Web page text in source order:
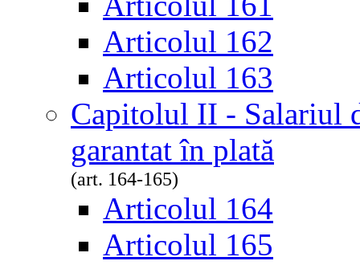
Articolul 162
Articolul 163
Capitolul II - Salariul
garantat în plată
(art. 164-165)
Articolul 164
Articolul 165